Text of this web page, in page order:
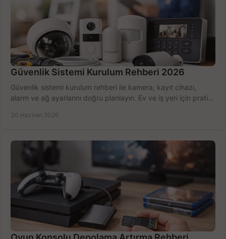
Güvenlik Sistemi Kurulum Rehberi 2026
Güvenlik sistemi kurulum rehberi ile kamera, kayıt cihazı,
alarm ve ağ ayarlarını doğru planlayın. Ev ve iş yeri için pratik
30 Haziran 2026